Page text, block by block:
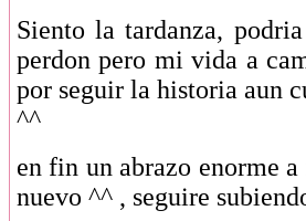
Siento la tardanza,
perdon pero mi vida a
por seguir la historia aun
^^
en fin un abrazo enorme
nuevo ^^ , seguire